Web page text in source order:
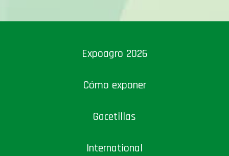
Expoagro 2026
Cómo exponer
Gacetillas
International